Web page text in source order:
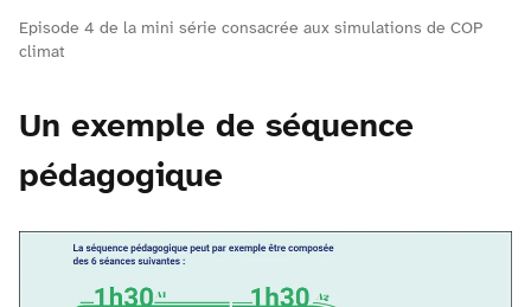
Episode 4 de la mini série consacrée aux simulations de COP
climat
Un exemple de séquence
pédagogique